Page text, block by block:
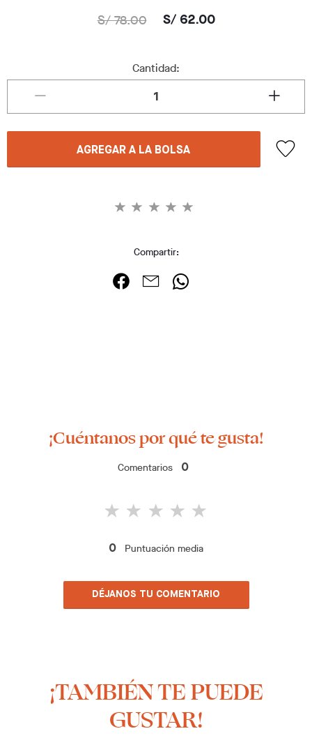
S/ 78.00 S/ 62.00
Cantidad:
AGREGAR A LA BOLSA
Compartir:
¡Cuéntanos por qué te gusta!
Comentarios 0
0 Puntuación media
DÉJANOS TU COMENTARIO
¡TAMBIÉN TE PUEDE
GUSTAR!